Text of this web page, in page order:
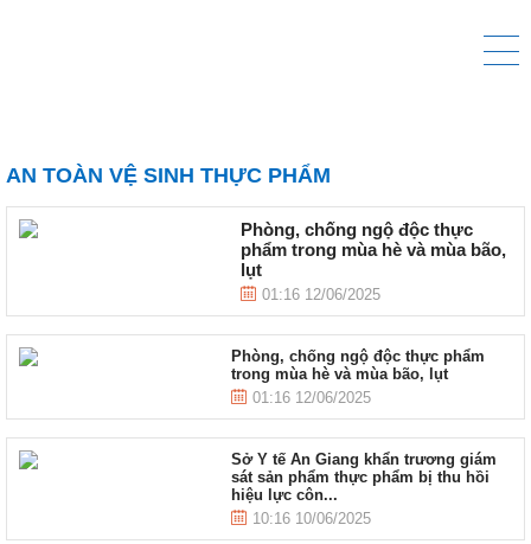
AN TOÀN VỆ SINH THỰC PHẨM
Phòng, chống ngộ độc thực
phẩm trong mùa hè và mùa bão,
lụt
01:16 12/06/2025
Phòng, chống ngộ độc thực phẩm
trong mùa hè và mùa bão, lụt
01:16 12/06/2025
Sở Y tế An Giang khẩn trương giám
sát sản phẩm thực phẩm bị thu hồi
hiệu lực côn...
10:16 10/06/2025